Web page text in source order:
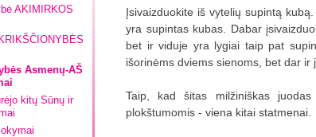
AKIMIRKOS
Asmenų-AŠ
kitų Sūnų ir
Įsivaizduokite iš vytelių supintą
yra supintas kubas. Dabar
bet ir viduje yra lygiai taip pat
išorinėms dviems sienoms, bet dar ir
Taip, kad šitas milžiniškas
plokštumomis - viena kitai statmenai.